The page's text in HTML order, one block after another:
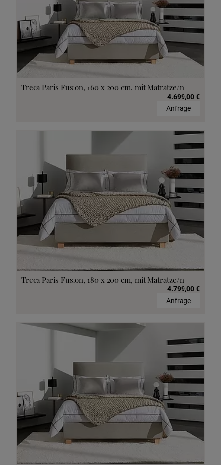
Treca Paris Fusion, 160 x 200 cm, mit Matratze/n
4.699,00 €
Anfrage
Treca Paris Fusion, 180 x 200 cm, mit Matratze/n
4.799,00 €
Anfrage